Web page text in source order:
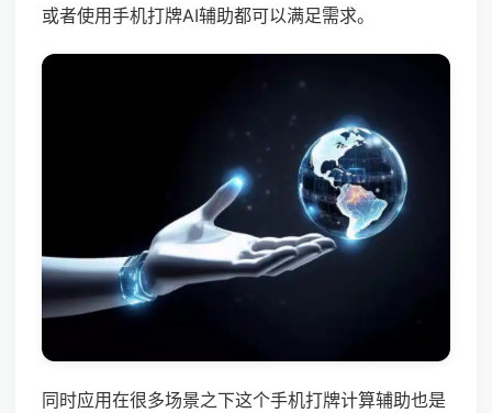
或者使用手机打牌AI辅助都可以满足需求。
同时应用在很多场景之下这个手机打牌计算辅助也是